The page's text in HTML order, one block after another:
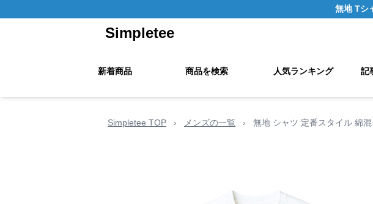
無地 Tシ
Simpletee
新着商品 商品を検索 人気ランキング 記
Simpletee TOP › メンズの一覧 › 無地 シャツ 定番スタイル 綿